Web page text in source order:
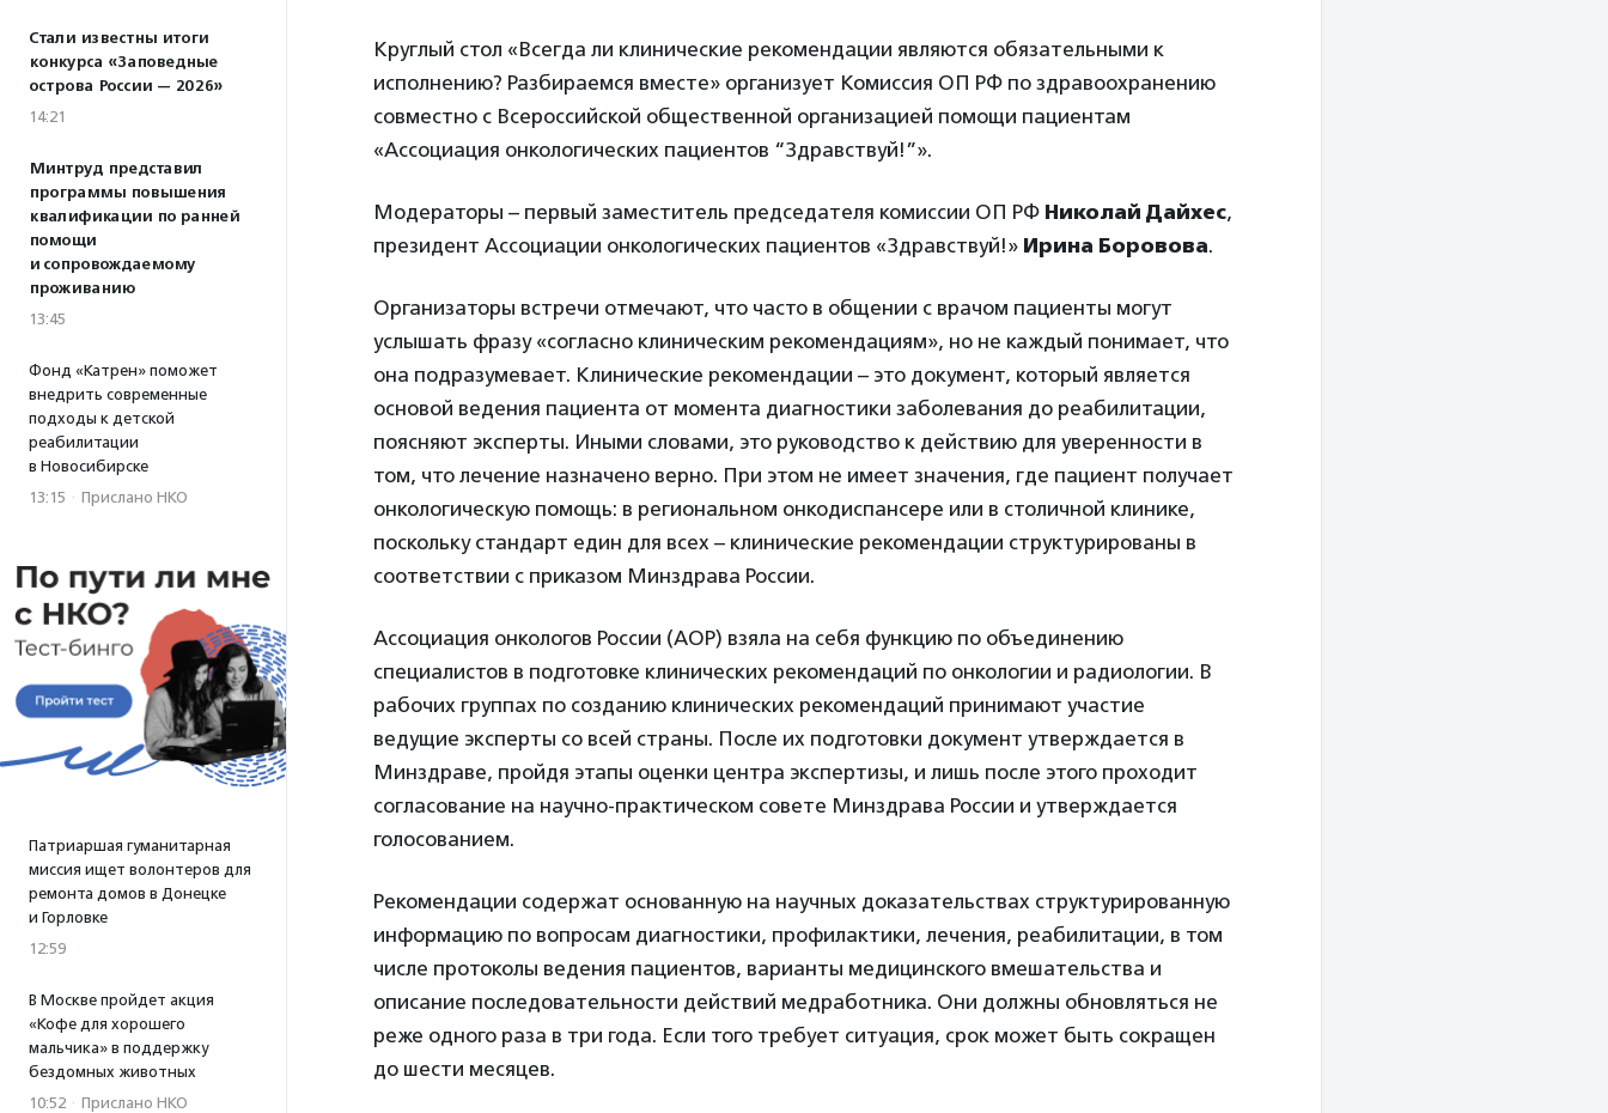
Стали известны итоги
конкурса «Заповедные
острова России — 2026»
14:21
Минтруд представил
программы повышения
квалификации по ранней
помощи
и сопровождаемому
проживанию
13:45
Фонд «Катрен» поможет
внедрить современные
подходы к детской
реабилитации
в Новосибирске
13:15 · Прислано НКО
Патриаршая гуманитарная
миссия ищет волонтеров для
ремонта домов в Донецке
и Горловке
12:59
В Москве пройдет акция
«Кофе для хорошего
мальчика» в поддержку
бездомных животных
10:52 · Прислано НКО
Круглый стол «Всегда ли клинические рекомендации являются обязательными к
исполнению? Разбираемся вместе» организует Комиссия ОП РФ по здравоохранению
совместно с Всероссийской общественной организацией помощи пациентам
«Ассоциация онкологических пациентов “Здравствуй!”».
Модераторы – первый заместитель председателя комиссии ОП РФ Николай Дайхес,
президент Ассоциации онкологических пациентов «Здравствуй!» Ирина Боровова.
Организаторы встречи отмечают, что часто в общении с врачом пациенты могут
услышать фразу «согласно клиническим рекомендациям», но не каждый понимает, что
она подразумевает. Клинические рекомендации – это документ, который является
основой ведения пациента от момента диагностики заболевания до реабилитации,
поясняют эксперты. Иными словами, это руководство к действию для уверенности в
том, что лечение назначено верно. При этом не имеет значения, где пациент получает
онкологическую помощь: в региональном онкодиспансере или в столичной клинике,
поскольку стандарт един для всех – клинические рекомендации структурированы в
соответствии с приказом Минздрава России.
Ассоциация онкологов России (АОР) взяла на себя функцию по объединению
специалистов в подготовке клинических рекомендаций по онкологии и радиологии. В
рабочих группах по созданию клинических рекомендаций принимают участие
ведущие эксперты со всей страны. После их подготовки документ утверждается в
Минздраве, пройдя этапы оценки центра экспертизы, и лишь после этого проходит
согласование на научно-практическом совете Минздрава России и утверждается
голосованием.
Рекомендации содержат основанную на научных доказательствах структурированную
информацию по вопросам диагностики, профилактики, лечения, реабилитации, в том
числе протоколы ведения пациентов, варианты медицинского вмешательства и
описание последовательности действий медработника. Они должны обновляться не
реже одного раза в три года. Если того требует ситуация, срок может быть сокращен
до шести месяцев.